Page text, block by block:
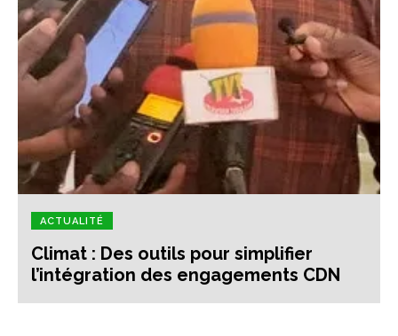
ACTUALITÉ
Climat : Des outils pour simplifier
l’intégration des engagements CDN